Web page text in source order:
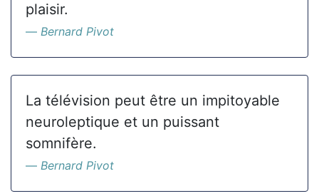
plaisir.
Bernard Pivot
La télévision peut être un impitoyable
neuroleptique et un puissant
somnifère.
Bernard Pivot